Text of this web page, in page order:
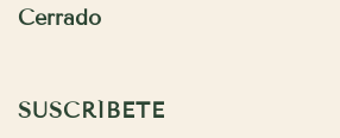
Cerrado
SUSCRÍBETE